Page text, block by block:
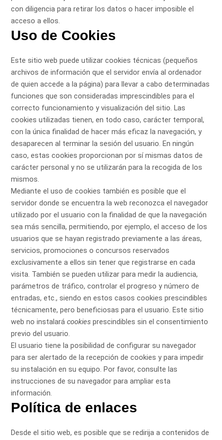
con diligencia para retirar los datos o hacer imposible el
acceso a ellos.
Uso de Cookies
Este sitio web puede utilizar cookies técnicas (pequeños
archivos de información que el servidor envía al ordenador
de quien accede a la página) para llevar a cabo determinadas
funciones que son consideradas imprescindibles para el
correcto funcionamiento y visualización del sitio. Las
cookies utilizadas tienen, en todo caso, carácter temporal,
con la única finalidad de hacer más eficaz la navegación, y
desaparecen al terminar la sesión del usuario. En ningún
caso, estas cookies proporcionan por sí mismas datos de
carácter personal y no se utilizarán para la recogida de los
mismos.
Mediante el uso de cookies también es posible que el
servidor donde se encuentra la web reconozca el navegador
utilizado por el usuario con la finalidad de que la navegación
sea más sencilla, permitiendo, por ejemplo, el acceso de los
usuarios que se hayan registrado previamente a las áreas,
servicios, promociones o concursos reservados
exclusivamente a ellos sin tener que registrarse en cada
visita. También se pueden utilizar para medir la audiencia,
parámetros de tráfico, controlar el progreso y número de
entradas, etc., siendo en estos casos cookies prescindibles
técnicamente, pero beneficiosas para el usuario. Este sitio
web no instalarácookies prescindibles sin el consentimiento
previo del usuario.
El usuario tiene la posibilidad de configurar su navegador
para ser alertado de la recepción de cookies y para impedir
su instalación en su equipo. Por favor, consulte las
instrucciones de su navegador para ampliar esta
información.
Política de enlaces
Desde el sitio web, es posible que se redirija a contenidos de